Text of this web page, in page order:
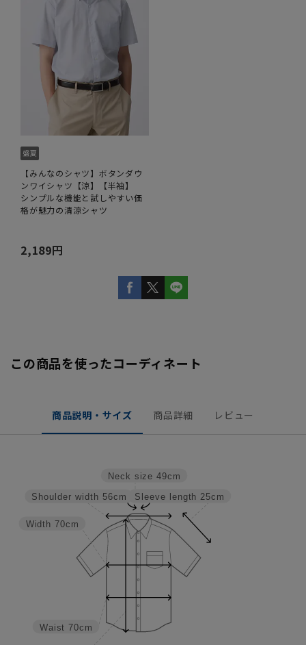
【みんなのシャツ】ボタンダウ
ンワイシャツ【涼】【半袖】
シンプルな機能と試しやすい価
格が魅力の清涼シャツ
2,189円
この商品を使ったコーディネート
商品説明・サイズ 商品詳細 レビュー
Sleeve length 25cm
Neck size 49cm
Waist 70cm
Width 70cm
Shoulder width 56cm